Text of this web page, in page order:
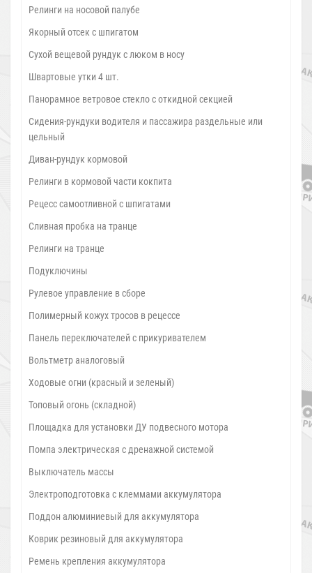
Релинги на носовой палубе
Якорный отсек с шпигатом
Сухой вещевой рундук с люком в носу
Швартовые утки 4 шт.
Панорамное ветровое стекло с откидной секцией
Сидения-рундуки водителя и пассажира раздельные или
цельный
Диван-рундук кормовой
Релинги в кормовой части кокпита
Рецесс самоотливной с шпигатами
Сливная пробка на транце
Релинги на транце
Подуключины
Рулевое управление в сборе
Полимерный кожух тросов в рецессе
Панель переключателей с прикуривателем
Вольтметр аналоговый
Ходовые огни (красный и зеленый)
Топовый огонь (складной)
Площадка для установки ДУ подвесного мотора
Помпа электрическая с дренажной системой
Выключатель массы
Электроподготовка с клеммами аккумулятора
Поддон алюминиевый для аккумулятора
Коврик резиновый для аккумулятора
Ремень крепления аккумулятора